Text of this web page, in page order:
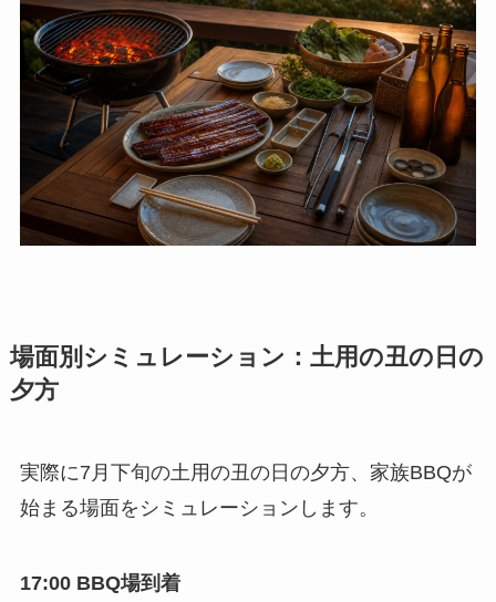
場面別シミュレーション：土用の丑の日の
夕方
実際に7月下旬の土用の丑の日の夕方、家族BBQが
始まる場面をシミュレーションします。
17:00 BBQ場到着